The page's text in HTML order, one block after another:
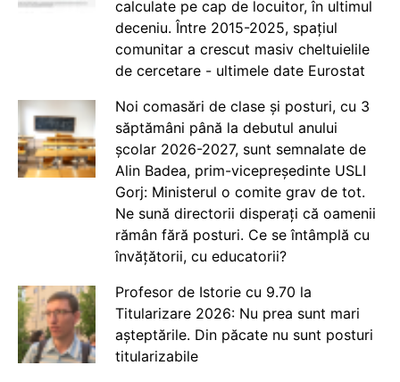
calculate pe cap de locuitor, în ultimul
deceniu. Între 2015-2025, spațiul
comunitar a crescut masiv cheltuielile
de cercetare - ultimele date Eurostat
Noi comasări de clase și posturi, cu 3
săptămâni până la debutul anului
școlar 2026-2027, sunt semnalate de
Alin Badea, prim-vicepreședinte USLI
Gorj: Ministerul o comite grav de tot.
Ne sună directorii disperați că oamenii
rămân fără posturi. Ce se întâmplă cu
învățătorii, cu educatorii?
Profesor de Istorie cu 9.70 la
Titularizare 2026: Nu prea sunt mari
așteptările. Din păcate nu sunt posturi
titularizabile